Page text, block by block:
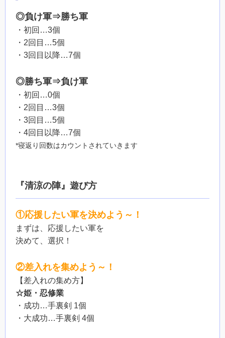
◎負け軍⇒勝ち軍
・初回…3個
・2回目…5個
・3回目以降…7個
◎勝ち軍⇒負け軍
・初回…0個
・2回目…3個
・3回目…5個
・4回目以降…7個
*寝返り回数はカウントされていきます
『清涼の陣』遊び方
①応援したい軍を決めよう～！
まずは、応援したい軍を
決めて、選択！
②差入れを集めよう～！
【差入れの集め方】
☆姫・忍修業
・成功…手裏剣 1個
・大成功…手裏剣 4個